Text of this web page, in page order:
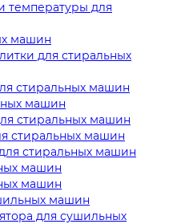
температуры для
машин
для стиральных
стиральных машин
машин
стиральных машин
стиральных машин
стиральных машин
машин
машин
машин
для сушильных